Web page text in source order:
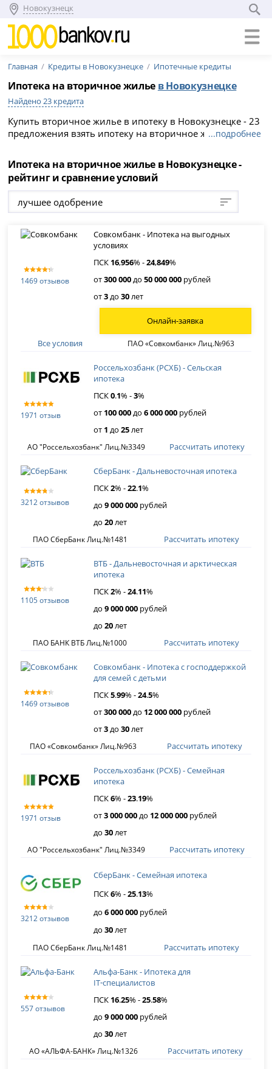
Новокузнецк
Главная Кредиты в Новокузнецке Ипотечные кредиты
Ипотека на вторичное жилье в Новокузнецке
Найдено 23 кредита
Купить вторичное жилье в ипотеку в Новокузнецке - 23
предложения взять ипотеку на вторичное жилье в
ставки по ипотеке на вторичное жилье в 2026 году.
...подробнее
Ипотека на вторичное жилье в Новокузнецке -
рейтинг и сравнение условий
лучшее одобрение
1469 отзывов
Совкомбанк - Ипотека на выгодных
условиях
ПСК 16,956% -24,849%
от300 000до50 000 000 рублей
от3до30лет
Все условия ПАО «Совкомбанк» Лиц.№963
Онлайн-заявка
1971 отзыв
Россельхозбанк (РСХБ) - Сельская
ипотека
ПСК0.1% -3%
от 100 000до6 000 000 рублей
от 1 до25лет
АО "Россельхозбанк" Лиц.№3349 Рассчитать ипотеку
3212 отзывов
СберБанк - Дальневосточная ипотека
ПСК2% -22.1%
до9 000 000 рублей
до20лет
ПАО СберБанк Лиц.№1481 Рассчитать ипотеку
1105 отзывов
ВТБ - Дальневосточная и арктическая
ипотека
ПСК2% -24.11%
до9 000 000 рублей
до20лет
ПАО БАНК ВТБ Лиц.№1000 Рассчитать ипотеку
1469 отзывов
Совкомбанк - Ипотека с господдержкой
для семей с детьми
ПСК5.99% -24.5%
от300 000до 12 000 000 рублей
от3до30лет
ПАО «Совкомбанк» Лиц.№963 Рассчитать ипотеку
1971 отзыв
Россельхозбанк (РСХБ) - Семейная
ипотека
ПСК6% -23.19%
от3 000 000до 12 000 000 рублей
до30лет
АО "Россельхозбанк" Лиц.№3349 Рассчитать ипотеку
3212 отзывов
СберБанк - Семейная ипотека
ПСК6% -25.13%
до6 000 000 рублей
до30лет
ПАО СберБанк Лиц.№1481 Рассчитать ипотеку
557 отзывов
Альфа-Банк - Ипотека для
IT‑специалистов
ПСК 16.25% -25.58%
до9 000 000 рублей
до30лет
АО «АЛЬФА-БАНК» Лиц.№1326 Рассчитать ипотеку